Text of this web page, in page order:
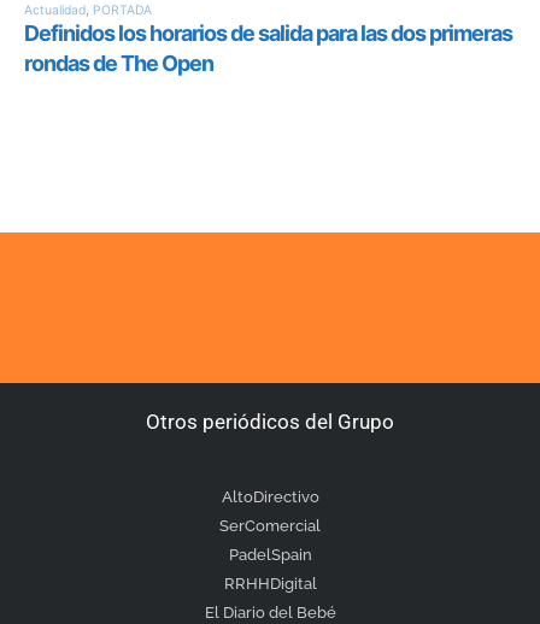
Otros periódicos del Grupo
AltoDirectivo
SerComercial
PadelSpain
RRHHDigital
El Diario del Bebé